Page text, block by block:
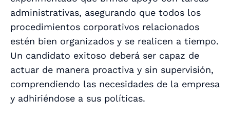
administrativas, asegurando que todos los
procedimientos corporativos relacionados
estén bien organizados y se realicen a tiempo.
Un candidato exitoso deberá ser capaz de
actuar de manera proactiva y sin supervisión,
comprendiendo las necesidades de la empresa
y adhiriéndose a sus políticas.